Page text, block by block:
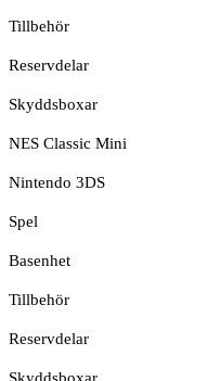
Tillbehör
Reservdelar
Skyddsboxar
NES Classic Mini
Nintendo 3DS
Spel
Basenhet
Tillbehör
Reservdelar